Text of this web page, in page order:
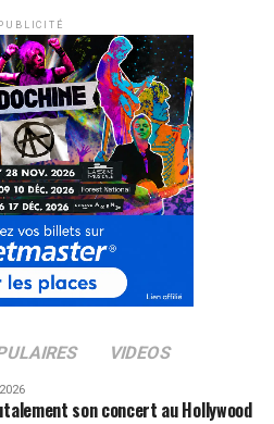
PUBLICITÉ
VIDEOS
son concert au Hollywood